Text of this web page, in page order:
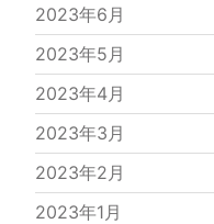
2023年6月
2023年5月
2023年4月
2023年3月
2023年2月
2023年1月